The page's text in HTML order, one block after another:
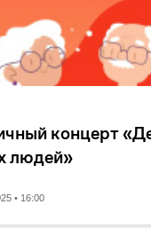
концерт
людей»
• 16:00